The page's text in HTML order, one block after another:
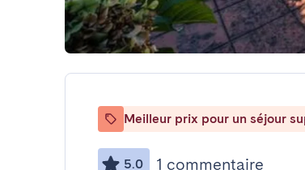
Meilleur prix pour un séjour
5.0 1 commentaire